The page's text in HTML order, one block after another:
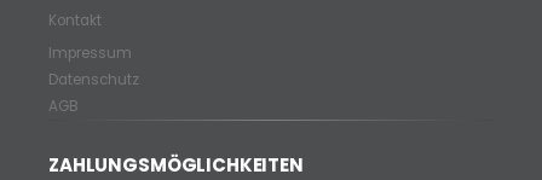
Kontakt
Impressum
Datenschutz
AGB
ZAHLUNGSMÖGLICHKEITEN